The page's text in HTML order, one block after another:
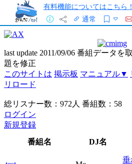
有料機能についてはこちら！
通常